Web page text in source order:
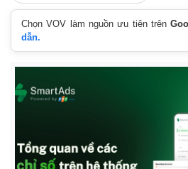
Chọn VOV làm nguồn ưu tiên trên
dẫn.